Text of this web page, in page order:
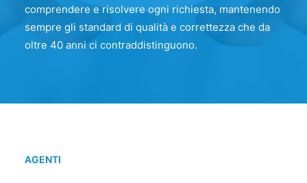
comprendere e risolvere ogni richiesta, mantenendo
sempre gli standard di qualità e correttezza che da
oltre 40 anni ci contraddistinguono.
AGENTI